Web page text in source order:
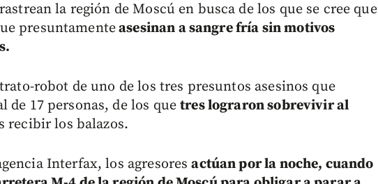
la región de Moscú en busca de los que se cree que
presuntamenteasesinan a sangre fría sin motivos
robot de uno de los tres presuntos asesinos que
de 17 personas, de los quetres lograron sobrevivir al
recibir los balazos.
Interfax, los agresoresactúan por la noche, cuando